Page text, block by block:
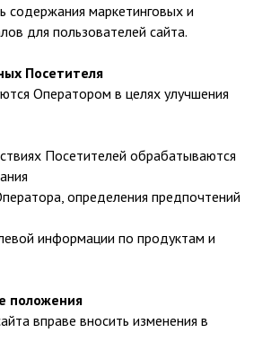
содержания маркетинговых и
для пользователей сайта.
Посетителя
Оператором в целях улучшения
Посетителей обрабатываются
определения предпочтений
информации по продуктам и
положения
вправе вносить изменения в